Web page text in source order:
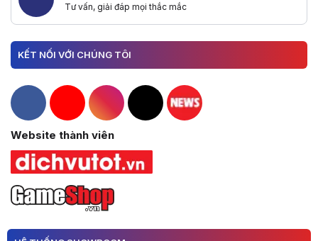
Tư vấn, giải đáp mọi thắc mắc
KẾT NỐI VỚI CHÚNG TÔI
Hacom Facebook
Hacom YouTube
Hacom Instagram
Hacom TikTok
Website thành viên